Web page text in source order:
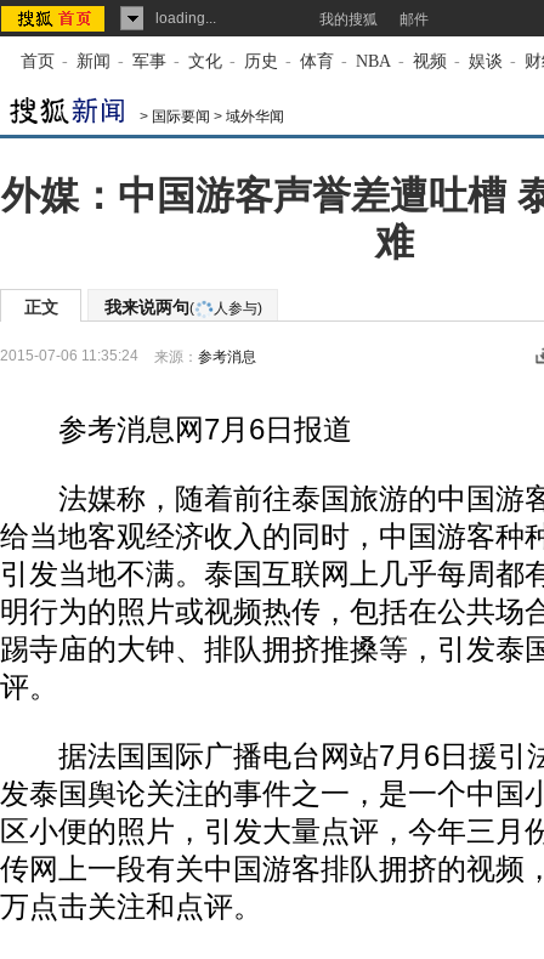
loading... 我的搜狐 邮件
首页 - 新闻 - 军事 - 文化 - 历史 - 体育 - NBA - 视频 - 娱谈 -
> 国际要闻 > 域外华闻
外媒：中国游客声誉差遭吐槽
难
正文 我来说两句( 人参与)
2015-07-06 11:35:24 来源： 参考消息
参考消息网7月6日报道
法媒称，随着前往泰国旅游的中国游
给当地客观经济收入的同时，中国游客种
引发当地不满。泰国互联网上几乎每周都
明行为的照片或视频热传，包括在公共场
踢寺庙的大钟、排队拥挤推搡等，引发泰
评。
据法国国际广播电台网站7月6日援引
发泰国舆论关注的事件之一，是一个中国
区小便的照片，引发大量点评，今年三月
传网上一段有关中国游客排队拥挤的视频
万点击关注和点评。